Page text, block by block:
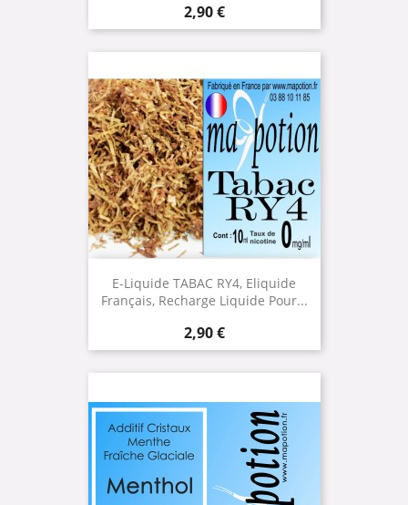
Prix
2,90 €
E-Liquide TABAC RY4, Eliquide
Français, Recharge Liquide Pour...
Prix
2,90 €